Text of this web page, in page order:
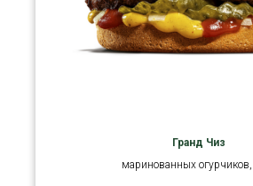
Гранд Чиз
маринованных огурчиков,